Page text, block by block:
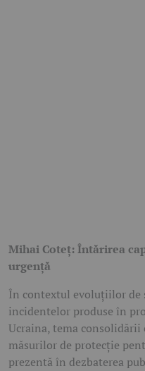
Mihai Coteț: Întărirea
urgență
În contextul evoluțiilor de
incidentelor produse în
Ucraina, tema consolidării
măsurilor de protecție
prezentă în dezbaterea